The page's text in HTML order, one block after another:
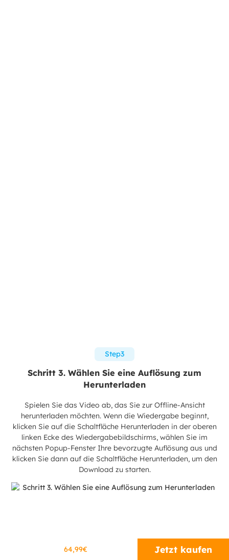
64,99€ Jetzt kaufen
Step3
Schritt 3. Wählen Sie eine Auflösung zum
Herunterladen
Spielen Sie das Video ab, das Sie zur Offline-Ansicht
herunterladen möchten. Wenn die Wiedergabe beginnt,
klicken Sie auf die Schaltfläche Herunterladen in der oberen
linken Ecke des Wiedergabebildschirms, wählen Sie im
nächsten Popup-Fenster Ihre bevorzugte Auflösung aus und
klicken Sie dann auf die Schaltfläche Herunterladen, um den
Download zu starten.